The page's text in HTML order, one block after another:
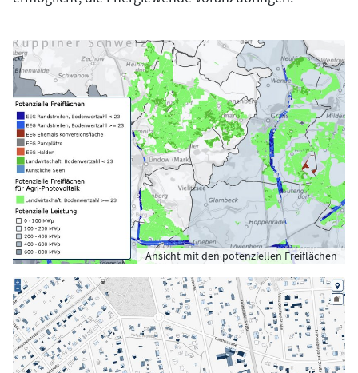
Ansicht mit den potenziellen Freiflächen